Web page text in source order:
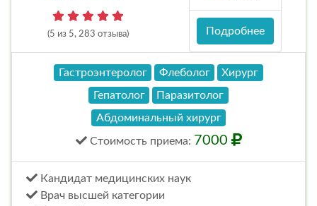
(5 из 5, 283 отзыва) Подробнее
Гастроэнтеролог Флеболог
Хирург
Гепатолог
Паразитолог
Абдоминальный хирург
Стоимость приема: 7000
Кандидат медицинских наук
Врач высшей категории